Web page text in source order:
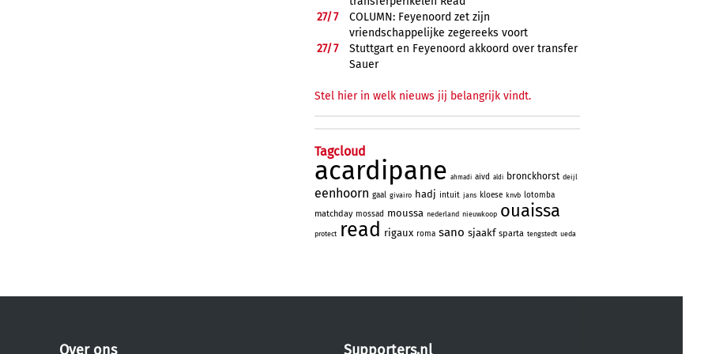
27/7
COLUMN: Feyenoord zet zijn
vriendschappelijke zegereeks voort
27/7
Stuttgart en Feyenoord akkoord over transfer
Sauer
Stel hier in welk nieuws jij belangrijk vindt.
Tagcloud
acardipane ahmadi aivd aldi bronckhorst deijl
eenhoorn gaal givairo hadj intuit jans kloese knvb lotomba
matchday mossad moussa nederland nieuwkoop ouaissa
protect read rigaux roma sano sjaakf sparta tengstedt ueda
Over ons Supporters.nl